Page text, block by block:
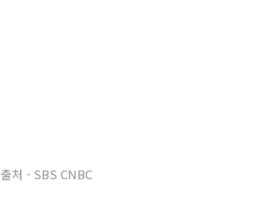
출처 - SBS CNBC